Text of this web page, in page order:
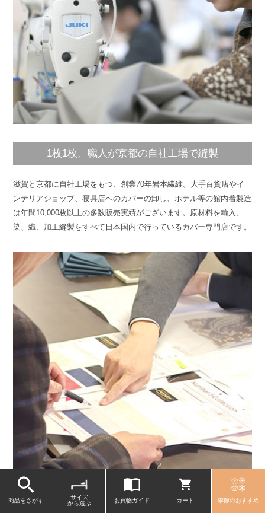
1枚1枚、職人が京都の自社工場で縫製
滋賀と京都に自社工場をもつ、創業70年岩本繊維。大手百貨店やイ
ンテリアショップ、寝具店へのカバーの卸し、ホテル等の館内着製造
は年間10,000枚以上の多数販売実績がございます。原材料を輸入、
染、織、加工縫製をすべて日本国内で行っているカバー専門店です。
商品をさがす
サイズ
から選ぶ
お買物ガイド カート 季節のおすすめ